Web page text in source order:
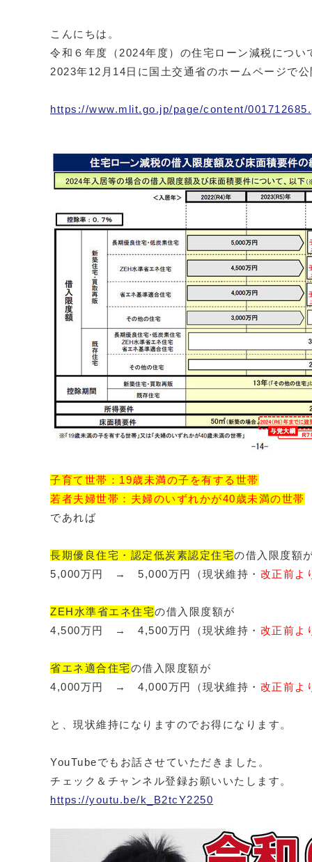
こんにちは。
令和６年度（2024年度）の住宅ローン減税につい
2023年12月14日に国土交通省のホームページで
https://www.mlit.go.jp/page/content/
子育て世帯：19歳未満の子を有する世帯
若者夫婦世帯：夫婦のいずれかが40歳未満の世帯
であれば
長期優良住宅・認定低炭素認定住宅の借入限度額
5,000万円 → 5,000万円（現状維持・ 改正前よ
ZEH水準省エネ住宅の借入限度額が
4,500万円 → 4,500万円（現状維持・ 改正前よ
省エネ適合住宅の借入限度額が
4,000万円 → 4,000万円（現状維持・ 改正前よ
と、現状維持になりますのでお得になります。
YouTubeでもお話させていただきました。
チェック＆チャンネル登録お願いいたします。
https://youtu.be/k_B2tcY2250